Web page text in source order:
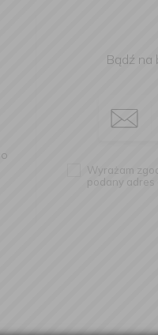
Bądź na
Wyrażam
podany adres